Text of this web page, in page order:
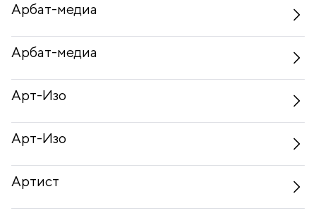
Арбат-медиа
Арбат-медиа
Арт-Изо
Арт-Изо
Артист